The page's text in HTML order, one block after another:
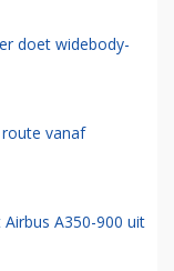
doet widebody-
vanaf
A350-900 uit